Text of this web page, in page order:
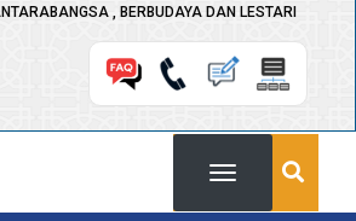
, BERBUDAYA DAN LESTARI